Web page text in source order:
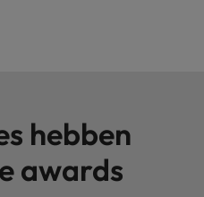
hebben
awards